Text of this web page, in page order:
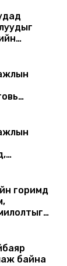
горимд
байна